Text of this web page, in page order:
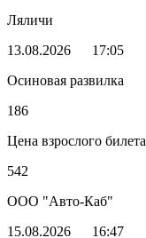
Ляличи
13.08.2026
17:05
Осиновая развилка
186
Цена взрослого билета
542
ООО "Авто-Каб"
15.08.2026
16:47